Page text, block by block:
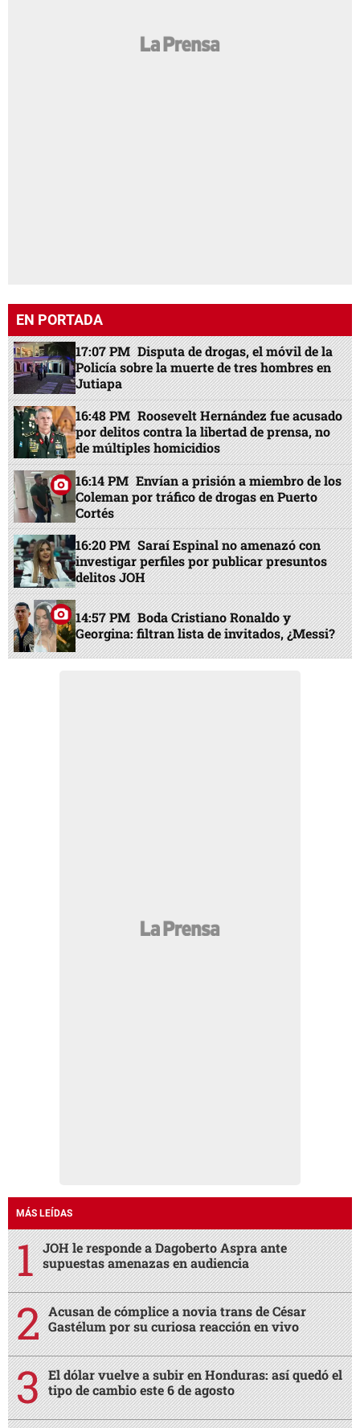
EN PORTADA
17:07 PM Disputa de drogas, el móvil de la
Policía sobre la muerte de tres hombres en
Jutiapa
16:48 PM Roosevelt Hernández fue acusado
por delitos contra la libertad de prensa, no
de múltiples homicidios
16:14 PM Envían a prisión a miembro de los
Coleman por tráfico de drogas en Puerto
Cortés
16:20 PM Saraí Espinal no amenazó con
investigar perfiles por publicar presuntos
delitos JOH
14:57 PM Boda Cristiano Ronaldo y
Georgina: filtran lista de invitados, ¿Messi?
MÁS LEÍDAS
JOH le responde a Dagoberto Aspra ante
supuestas amenazas en audiencia
Acusan de cómplice a novia trans de César
Gastélum por su curiosa reacción en vivo
El dólar vuelve a subir en Honduras: así quedó el
tipo de cambio este 6 de agosto